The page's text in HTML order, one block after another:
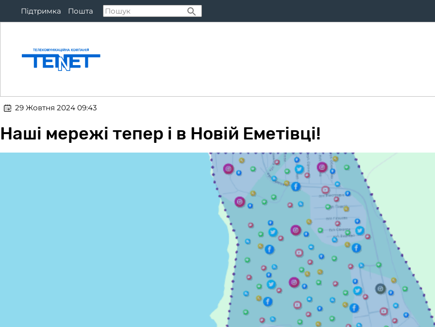
Підтримка Пошта
​​ 29 Жовтня 2024 09:43
Наші мережі тепер і в Новій Еметівці!